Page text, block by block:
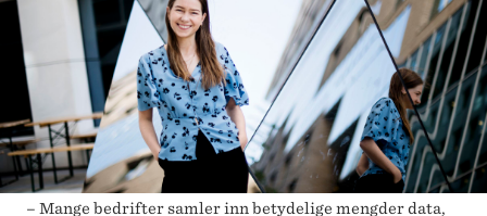
– Mange bedrifter samler inn betydelige mengder data,